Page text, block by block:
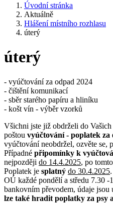
Úvodní stránka
Aktuálně
Hlášení místního rozhlasu
úterý
úterý
- vyúčtování za odpad 2024
- čištění komunikací
- sběr starého papíru a hliníku
- košt vín - výběr vzorků
Všichni jste již obdrželi do
poštou vyúčtování - poplatek za
vyúčtování neobdržel, ozvěte se,
Případné připomínky k
nejpozději do 14.4.2025, po
Poplatek je splatný do 30.4.2025
OÚ každé pondělí a středu 7.30
bankovním převodem, údaje jsou
lze také hradit poplatky za psy